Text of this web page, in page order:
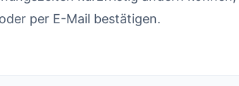
per E-Mail bestätigen.